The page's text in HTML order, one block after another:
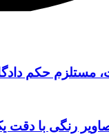
مستلزم حکم
رنگی با دقت